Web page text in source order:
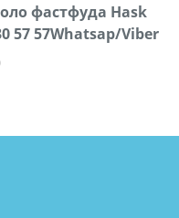
фастфуда Hask
57 57Whatsap/Viber